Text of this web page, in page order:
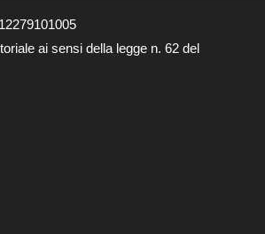
ai sensi della legge n. 62 del